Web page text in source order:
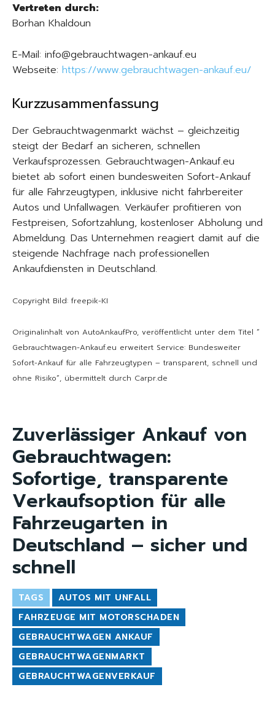
Vertreten durch:
Borhan Khaldoun
E-Mail: info@gebrauchtwagen-ankauf.eu
Webseite: https://www.gebrauchtwagen-ankauf.eu/
Kurzzusammenfassung
Der Gebrauchtwagenmarkt wächst – gleichzeitig
steigt der Bedarf an sicheren, schnellen
Verkaufsprozessen. Gebrauchtwagen-Ankauf.eu
bietet ab sofort einen bundesweiten Sofort-Ankauf
für alle Fahrzeugtypen, inklusive nicht fahrbereiter
Autos und Unfallwagen. Verkäufer profitieren von
Festpreisen, Sofortzahlung, kostenloser Abholung und
Abmeldung. Das Unternehmen reagiert damit auf die
steigende Nachfrage nach professionellen
Ankaufdiensten in Deutschland.
Copyright Bild: freepik-KI
Originalinhalt von AutoAnkaufPro, veröffentlicht unter dem Titel “
Gebrauchtwagen-Ankauf.eu erweitert Service: Bundesweiter
Sofort-Ankauf für alle Fahrzeugtypen – transparent, schnell und
ohne Risiko“, übermittelt durch Carpr.de
Zuverlässiger Ankauf von
Gebrauchtwagen:
Sofortige, transparente
Verkaufsoption für alle
Fahrzeugarten in
Deutschland – sicher und
schnell
TAGS
AUTOS MIT UNFALL
FAHRZEUGE MIT MOTORSCHADEN
GEBRAUCHTWAGEN ANKAUF
GEBRAUCHTWAGENMARKT
GEBRAUCHTWAGENVERKAUF